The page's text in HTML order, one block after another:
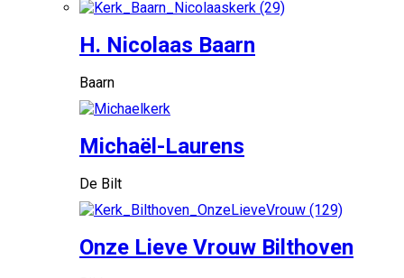
H. Nicolaas Baarn
Baarn
Michaël-Laurens
De Bilt
Onze Lieve Vrouw Bilthoven